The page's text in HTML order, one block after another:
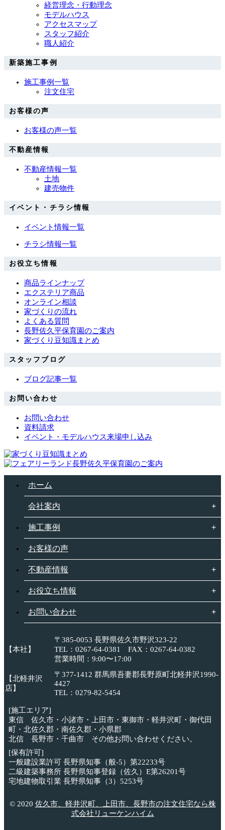
経営理念・行動理念
モデルハウス
アクセスマップ
スタッフ紹介
職人紹介
新築施工事例
施工事例一覧
注文住宅
お客様の声
お客様の声一覧
不動産情報
不動産情報一覧
土地
建売物件
イベント・チラシ情報
イベント情報一覧
チラシ情報一覧
お役立ち情報
商品ラインナップ
エクステリア商品
オンライン相談
家づくりの流れ
よくある質問
長野佐久平保育園のご案内
家づくり豆知識まとめ
スタッフブログ
ブログ記事一覧
お問い合わせ
お問い合わせ
資料請求
イベント・モデルハウス来場申し込み
ホーム
会社案内
施工事例
お客様の声
不動産情報
お役立ち情報
お問い合わせ
【本社】
〒385-0053 長野県佐久市野沢323-22
TEL：0267-64-0381 FAX：0267-64-0382
営業時間：9:00〜17:00
【北軽井沢
店】
〒377-1412 群馬県吾妻郡長野原町北軽井沢1990-
4427
TEL：0279-82-5454
[施工エリア]
東信 佐久市・小諸市・上田市・東御市・軽井沢町・御代田
町・北佐久郡・南佐久郡・小県郡
北信 長野市・千曲市 その他お問い合わせください。
[保有許可]
一般建設業許可 長野県知事（般-5）第22233号
二級建築事務所 長野県知事登録（佐久）E第26201号
宅地建物取引業 長野県知事（3）5253号
© 2020 佐久市、軽井沢町、上田市、長野市の注文住宅なら株
式会社リューケンハイム